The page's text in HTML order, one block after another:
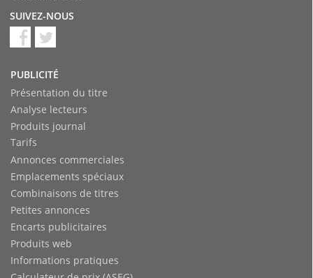
PUBLICITÉ
Présentation du titre
Analyse lecteurs
Produits journal
Tarifs
Annonces commerciales
Emplacements spéciaux
Combinaisons de titres
Petites annonces
Encarts publicitaires
Produits web
Informations pratiques
SUIVEZ-NOUS